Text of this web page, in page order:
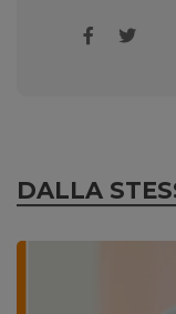
DALLA